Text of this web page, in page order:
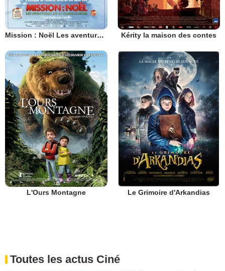
Mission : Noël Les aventures de la famille Noël Kérity la maison des contes
L'Ours Montagne Le Grimoire d'Arkandias
Toutes les actus Ciné